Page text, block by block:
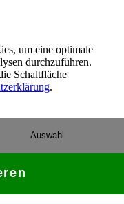
um eine optimale
durchzuführen.
Schaltfläche
.
Auswahl